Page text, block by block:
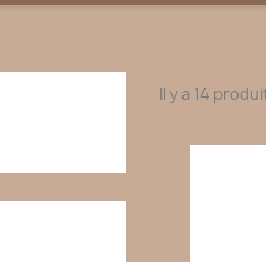
Il y a 14